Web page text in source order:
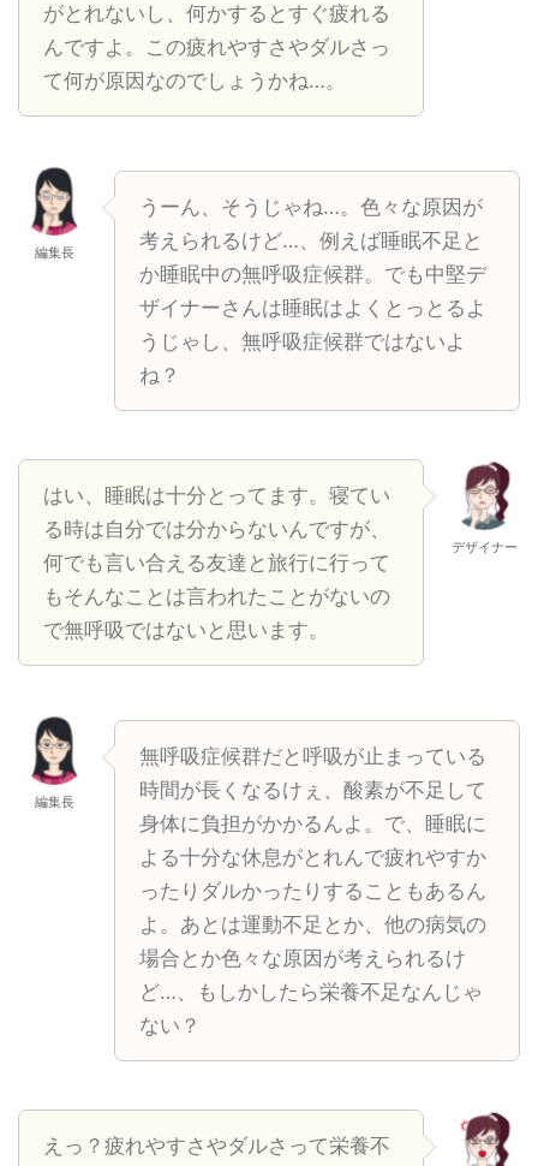
がとれないし、何かするとすぐ疲れる
んですよ。この疲れやすさやダルさっ
て何が原因なのでしょうかね…。
編集長
うーん、そうじゃね…。色々な原因が
考えられるけど…、例えば睡眠不足と
か睡眠中の無呼吸症候群。でも中堅デ
ザイナーさんは睡眠はよくとっとるよ
うじゃし、無呼吸症候群ではないよ
ね？
はい、睡眠は十分とってます。寝てい
る時は自分では分からないんですが、
何でも言い合える友達と旅行に行って
もそんなことは言われたことがないの
で無呼吸ではないと思います。
デザイナー
編集長
無呼吸症候群だと呼吸が止まっている
時間が長くなるけぇ、酸素が不足して
身体に負担がかかるんよ。で、睡眠に
よる十分な休息がとれんで疲れやすか
ったりダルかったりすることもあるん
よ。あとは運動不足とか、他の病気の
場合とか色々な原因が考えられるけ
ど…、もしかしたら栄養不足なんじゃ
ない？
えっ？疲れやすさやダルさって栄養不